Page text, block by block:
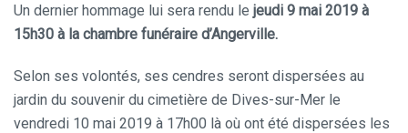
Un dernier hommage lui sera rendu le jeudi 9 mai 2019 à
15h30 à la chambre funéraire d’Angerville.
Selon ses volontés, ses cendres seront dispersées au
jardin du souvenir du cimetière de Dives-sur-Mer le
vendredi 10 mai 2019 à 17h00 là où ont été dispersées les